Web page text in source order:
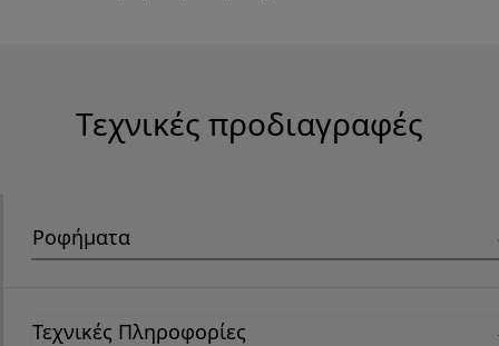
Τεχνικές προδιαγραφές
Ροφήματα
Τεχνικές Πληροφορίες